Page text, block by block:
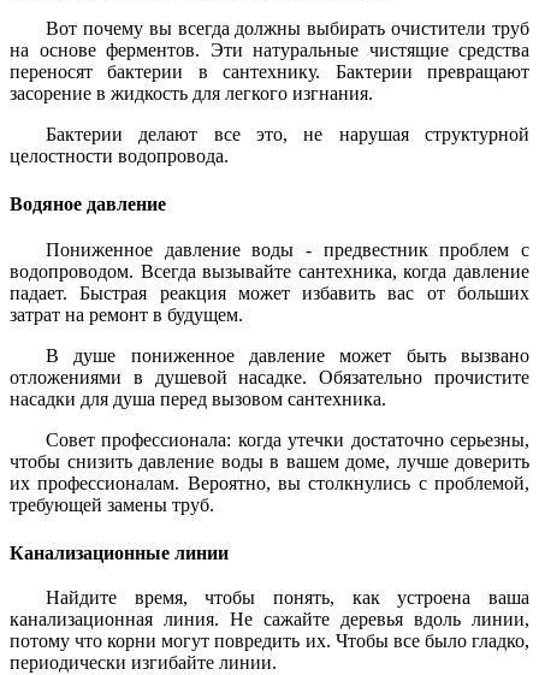
Вот почему вы всегда должны выбирать очистители труб
на основе ферментов. Эти натуральные чистящие средства
переносят бактерии в сантехнику. Бактерии превращают
засорение в жидкость для легкого изгнания.
Бактерии делают все это, не нарушая структурной
целостности водопровода.
Водяное давление
Пониженное давление воды - предвестник проблем с
водопроводом. Всегда вызывайте сантехника, когда давление
падает. Быстрая реакция может избавить вас от больших
затрат на ремонт в будущем.
В душе пониженное давление может быть вызвано
отложениями в душевой насадке. Обязательно прочистите
насадки для душа перед вызовом сантехника.
Совет профессионала: когда утечки достаточно серьезны,
чтобы снизить давление воды в вашем доме, лучше доверить
их профессионалам. Вероятно, вы столкнулись с проблемой,
требующей замены труб.
Канализационные линии
Найдите время, чтобы понять, как устроена ваша
канализационная линия. Не сажайте деревья вдоль линии,
потому что корни могут повредить их. Чтобы все было гладко,
периодически изгибайте линии.